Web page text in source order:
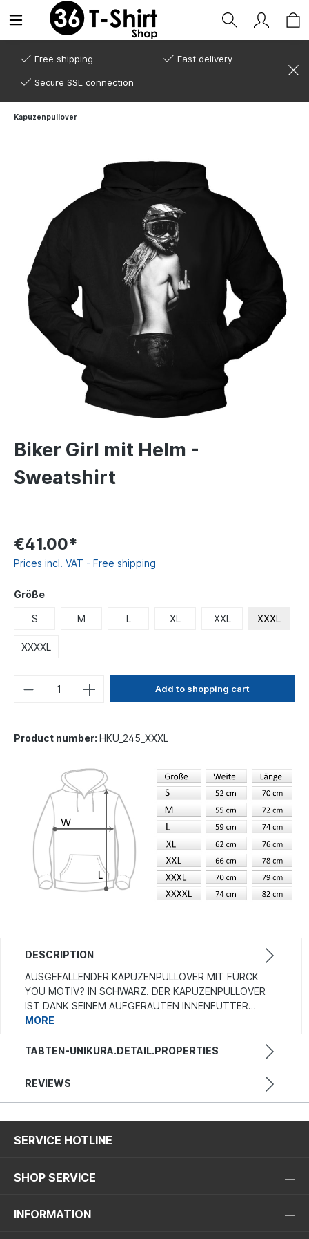
Free shipping Fast delivery
Secure SSL connection
Kapuzenpullover
Biker Girl mit Helm -
Sweatshirt
€41.00*
Prices incl. VAT - Free shipping
Größe
S M L XL XXL XXXL
XXXXL
Add to shopping cart
Product number: HKU_245_XXXL
DESCRIPTION
AUSGEFALLENDER KAPUZENPULLOVER MIT FÜRCK
YOU MOTIV? IN SCHWARZ. DER KAPUZENPULLOVER
IST DANK SEINEM AUFGERAUTEN INNENFUTTER…
MORE
TABTEN-UNIKURA.DETAIL.PROPERTIES
REVIEWS
SERVICE HOTLINE
SHOP SERVICE
INFORMATION